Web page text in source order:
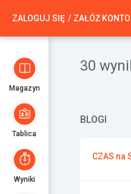
ZALOGUJ SIĘ ZAŁÓŻ KONTO
Magazyn
Tablica
Wyniki
30
BLOGI
CZAS na